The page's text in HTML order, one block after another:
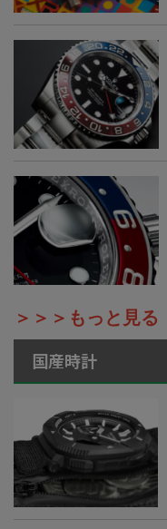
＞＞＞もっと見る
国産時計